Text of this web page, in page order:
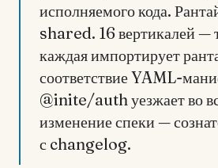
исполняемого кода.
shared. 16 вертикалей —
каждая импортирует
соответствие YAML-
@inite/auth уезжает во
изменение спеки —
с changelog.